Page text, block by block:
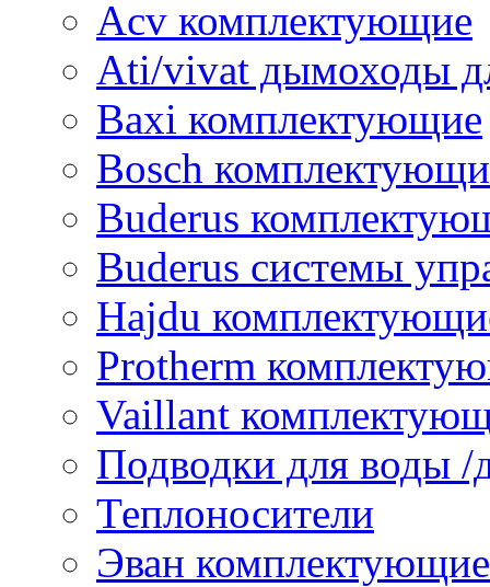
Acv комплектующие
Ati/vivat дымоходы
Baxi комплектующие
Bosch
Buderus
Buderus системы
Hajdu
Protherm
Vaillant
Подводки для воды /
Теплоносители
Эван комплектующие